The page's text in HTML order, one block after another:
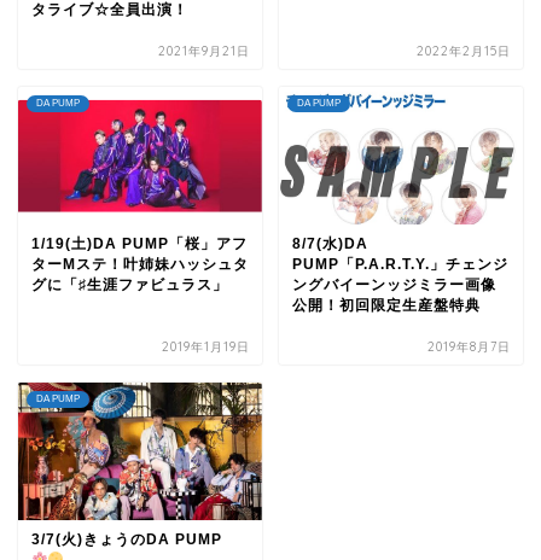
タライブ☆全員出演！
2021年9月21日 2022年2月15日
DA PUMP
1/19(土)DA PUMP「桜」アフ
ターMステ！叶姉妹ハッシュタ
グに「♯生涯ファビュラス」
2019年1月19日
DA PUMP
8/7(水)DA
PUMP「P.A.R.T.Y.」チェンジ
ングバイーンッジミラー画像
公開！初回限定生産盤特典
2019年8月7日
DA PUMP
3/7(火)きょうのDA PUMP